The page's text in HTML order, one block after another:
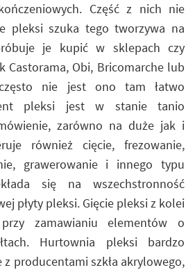
Część z nich nie
pleksi szuka tego tworzywa na
je kupić w sklepach czy
Castorama, Obi, Bricomarche lub
nie jest ono tam łatwo
pleksi jest w stanie tanio
zarówno na duże jak i
również cięcie, frezowanie,
grawerowanie i innego typu
się na wszechstronność
płyty pleksi. Gięcie pleksi z kolei
zamawianiu elementów o
Hurtownia pleksi bardzo
z producentami szkła akrylowego,